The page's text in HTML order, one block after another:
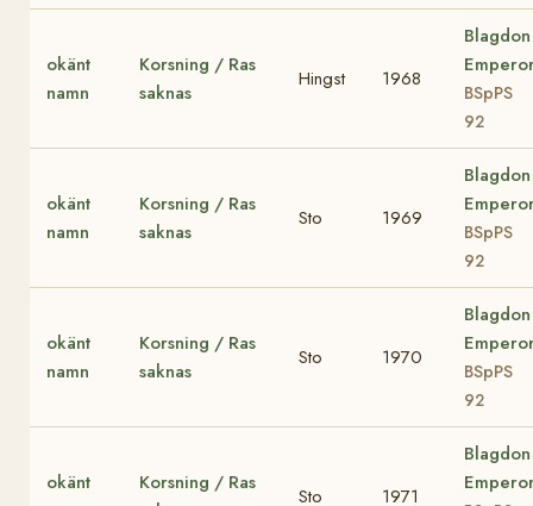
okänt
namn
Korsning / Ras
saknas
Hingst 1968
Blagdon
BSpPS
92
okänt
namn
Korsning / Ras
saknas
Sto 1969
Blagdon
BSpPS
92
okänt
namn
Korsning / Ras
saknas
Sto 1970
Blagdon
BSpPS
92
okänt
Korsning / Ras
Sto 1971
Blagdon